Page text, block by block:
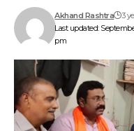
Last updated:
pm
Akhand Rashtra 3